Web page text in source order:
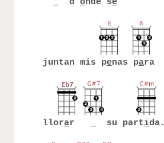
juntan mis penas para
llorar su partida.